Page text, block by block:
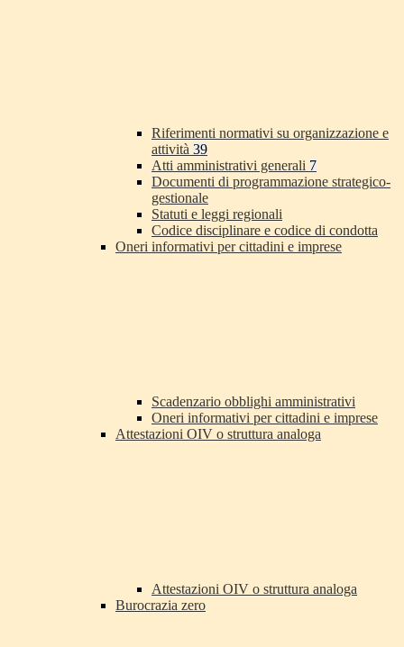
Riferimenti normativi su organizzazione e
attività 39
Atti amministrativi generali 7
Documenti di programmazione strategico-
gestionale
Statuti e leggi regionali
Codice disciplinare e codice di condotta
Oneri informativi per cittadini e imprese
Scadenzario obblighi amministrativi
Oneri informativi per cittadini e imprese
Attestazioni OIV o struttura analoga
Attestazioni OIV o struttura analoga
Burocrazia zero